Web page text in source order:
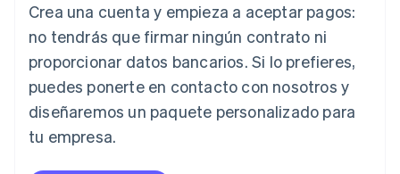
Crea una cuenta y empieza a aceptar pagos:
no tendrás que firmar ningún contrato ni
proporcionar datos bancarios. Si lo prefieres,
puedes ponerte en contacto con nosotros y
diseñaremos un paquete personalizado para
tu empresa.
English
Italia
ItalianoEnglish
Japón
日本語 English
Letonia
Liechtenstein